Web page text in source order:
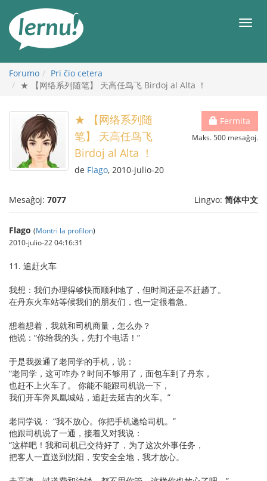
enhavo
Forumo
Pri ĉio cetera
★ 【网络系列随笔】 天高任鸟飞 Birdoj al Alta ！
Fermita
Maks. 500 mesaĝoj.
★ 【网络系列随
笔】 天高任鸟飞
Birdoj al Alta ！
de Flago, 2010-julio-20
Mesaĝoj: 7077 Lingvo: 简体中文
Flago (Montri la profilon)
2010-julio-22 04:16:31
11. 追赶火车
我想：我们办理得够快而顺利地了，但时间还是不赶趟了。
在丹东火车站等候我们的朋友们，也一定很着急。
想着想着，我就和司机商量，怎么办？
他说：“你给我的头，先打个电话！”
于是我拨通了老同学的手机，说：
“老同学，这可咋办？时间不够用了，面包车到了丹东，
也赶不上火车了。 你能不能跟司机说一下，
我们开车奔凤凰城站，追赶去延吉的火车。”
老同学说： “我不放心。你把手机递给司机。”
他跟司机说了一通，接着又对我说：
“这样吧！我和司机已交待好了，为了这次外事任务，
把客人一直送到沈阳，安安全全地，我才放心。